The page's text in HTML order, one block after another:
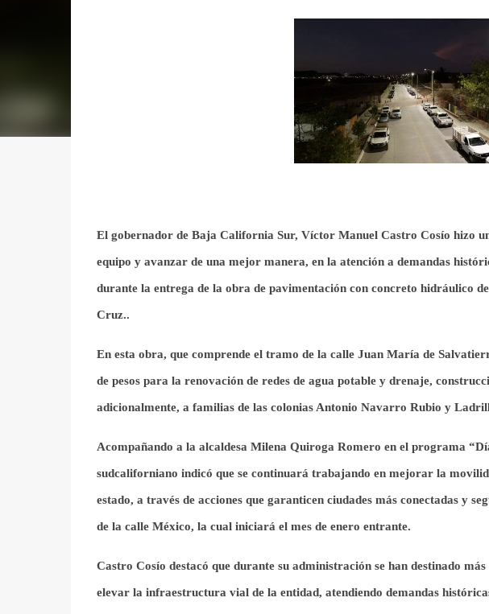
El gobernador de Baja California Sur, Víctor Manuel Castro Cosío hizo
equipo y avanzar de una mejor manera, en la atención a demandas
durante la entrega de la obra de pavimentación con concreto hidráulico
Cruz..
En esta obra, quecomprende el tramo de la calle Juan María de
de pesos para la renovación de redes de agua potable y drenaje,
adicionalmente, a familias de las colonias Antonio Navarro Rubio y
Acompañando a la alcaldesa Milena Quiroga Romero en el programa
sudcaliforniano indicó que se continuará trabajando en mejorar la
estado, a través de acciones que garanticen ciudades más conectadas y
de la calle México, la cual iniciará el mes de enero entrante.
Castro Cosío destacó que durante su administración se han destinado
elevar la infraestructura vial de la entidad, atendiendo demandas